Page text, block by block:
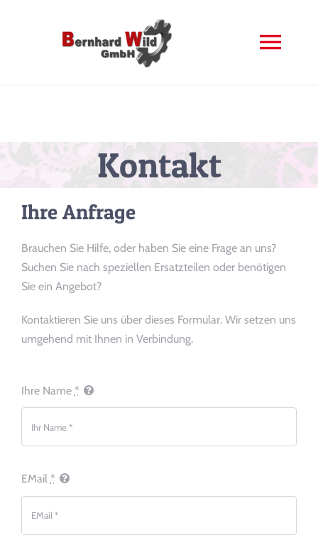
Ersatzteile
Sonderanfertigung
Kontakt
Über uns
Kontakt
Ihre Anfrage
Brauchen Sie Hilfe, oder haben Sie eine Frage an uns?
Suchen Sie nach speziellen Ersatzteilen oder benötigen
Sie ein Angebot?
Kontaktieren Sie uns über dieses Formular. Wir setzen uns
umgehend mit Ihnen in Verbindung.
Ihre Name *
EMail *